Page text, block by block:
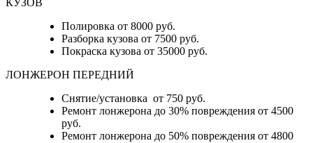
КУЗОВ
Полировка от 8000 руб.
Разборка кузова от 7500 руб.
Покраска кузова от 35000 руб.
ЛОНЖЕРОН ПЕРЕДНИЙ
Снятие/установка от 750 руб.
Ремонт лонжерона до 30% повреждения от 4500
руб.
Ремонт лонжерона до 50% повреждения от 4800